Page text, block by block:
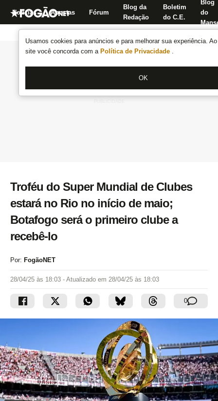
Usamos cookies para anúncios e para melhorar sua experiência.
site você concorda com a Política de Privacidade .
OK
Notícias Apostas Fórum
Blog da
Redação
Boletim
do C.E.
Blog
do
Troféu do Super Mundial de Clubes
estará no Rio no início de maio;
Botafogo será o primeiro clube a
recebê-lo
Por: FogãoNET
28/04/25 às 18:03 - Atualizado em 28/04/25 às 18:03
0